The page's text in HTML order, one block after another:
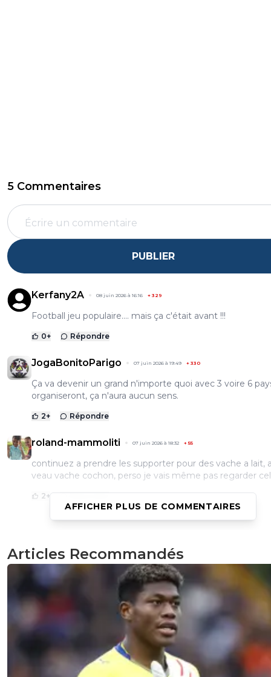
5 Commentaires
PUBLIER
Kerfany2A 08 juin 2026 à 16:16 + 329
Football jeu populaire.... mais ça c'était avant !!!
0+ Répondre
JogaBonitoParigo 07 juin 2026 à 19:49 + 330
Ça va devenir un grand n'importe quoi avec 3 voire 6
organiseront, ça n'aura aucun sens.
2+ Répondre
roland-mammoliti 07 juin 2026 à 18:32 +55
continuez a prendre les supporter pour des vache a lait,
veau vache cochon, perso je vais même pas regarder
2+ Répondre
Que vient faire Kylian Mbappé en image dans cet article
La stupidité n'est plus à faire ici avec votre populisme à
balles. ^^
DESURMON-ANTI-LYON 07 juin 2026 à 17:36
Surtout de ne plus être candidat, cela coûte
contribuables qui ont d'autres choses à penser qu'une
AFFICHER PLUS DE COMMENTAIRES
Articles Recommandés